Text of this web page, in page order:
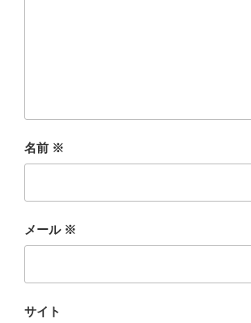
名前 ※
メール ※
サイト